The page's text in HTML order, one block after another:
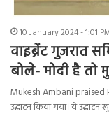
10 January 2024 - 1:01
वाइब्रेंट गुजरात
बोले- मोदी है तो
Mukesh Ambani praised
उद्घाटन किया गया। ये उद्घाटन